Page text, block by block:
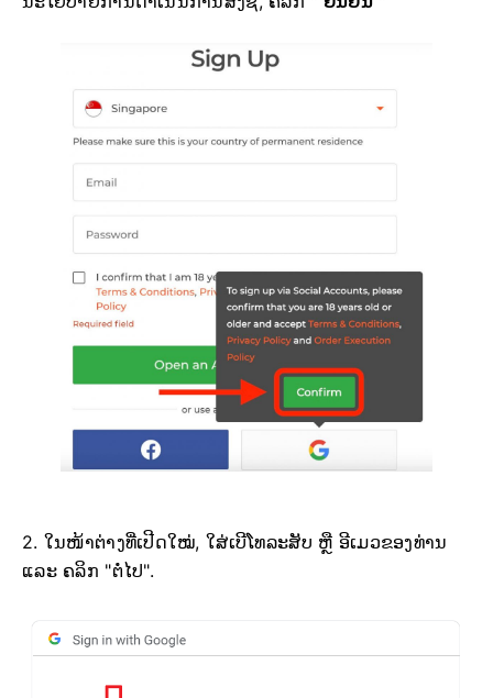
2. ໃນໜ້າຕ່າງທີ່ເປີດໃໝ່, ໃສ່ເບີໂທລະສັບ ຫຼື ອີເມວຂອງທ່ານ
ແລະ ຄລິກ "ຕໍ່ໄປ".